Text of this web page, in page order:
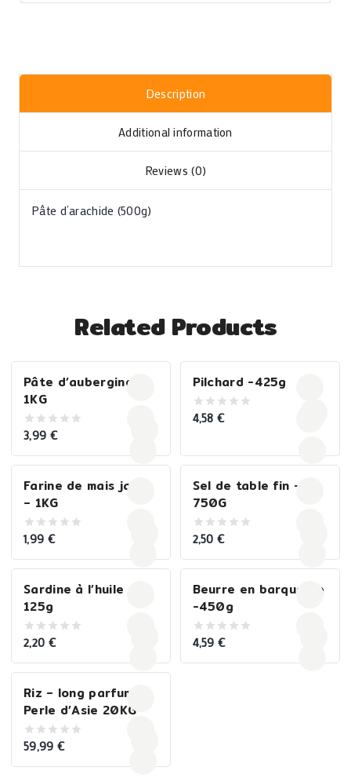
Description
Additional information
Reviews (0)
Pâte d’arachide (500g)
Related Products
Pâte d’aubergines –
1KG
0
of
5
3,99 €
Pilchard -425g
0
4,58€
Farine de mais jaune
– 1KG
0
of
5
1,99 €
Sel de table fin –
750G
0
of
5
2,50€
Sardine à l’huile –
125g
0
of
5
2,20 €
Beurre en barquette
-450g
0
of
4,59€
Riz – long parfumé
Perle d’Asie 20KG
0
of
59,99 €